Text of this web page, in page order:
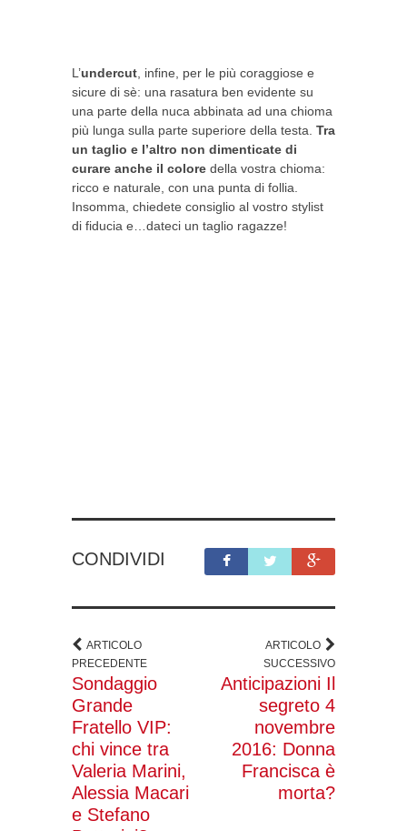
L’undercut , infine, per le più coraggiose e
sicure di sè: una rasatura ben evidente su
una parte della nuca abbinata ad una chioma
più lunga sulla parte superiore della testa. Tra
un taglio e l’altro non dimenticate di
curare anche il colore della vostra chioma:
ricco e naturale, con una punta di follia.
Insomma, chiedete consiglio al vostro stylist
di fiducia e…dateci un taglio ragazze!
CONDIVIDI
ARTICOLO
PRECEDENTE
Sondaggio
Grande
Fratello VIP:
chi vince tra
Valeria Marini,
Alessia Macari
e Stefano
ARTICOLO
SUCCESSIVO
Anticipazioni Il
segreto 4
novembre
2016: Donna
Francisca è
morta?